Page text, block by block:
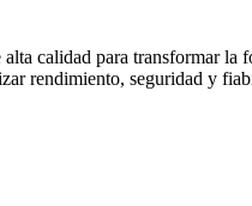
calidad para transformar
rendimiento, seguridad y